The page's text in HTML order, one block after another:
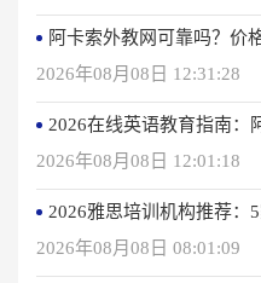
阿卡索外教网可靠吗？价
2026年08月08日 12:31:28
2026在线英语教育指南：
2026年08月08日 12:01:18
2026雅思培训机构推荐：
2026年08月08日 08:01:09